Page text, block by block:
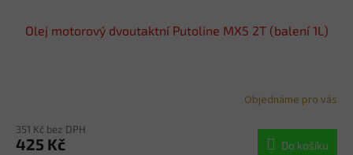
Olej motorový dvoutaktní Putoline MX5 2T (balení 1L)
Objednáme pro vás
351 Kč bez DPH
425 Kč Do košíku